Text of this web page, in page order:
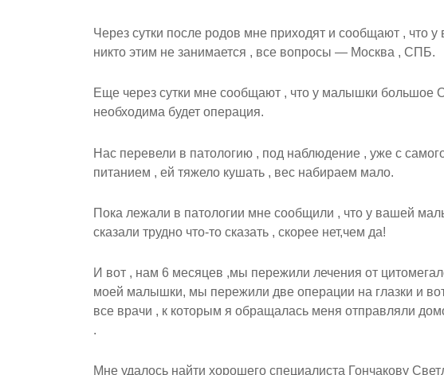
Через сутки после родов мне приходят и сообщают ,
никто этим не занимается , все вопросы — Москва , СПБ.
Еще через сутки мне сообщают , что у малышки большое
необходима будет операция.
Нас перевели в патологию , под наблюдение , уже с
питанием , ей тяжело кушать , вес набираем мало.
Пока лежали в патологии мне сообщили , что у вашей
сказали трудно что-то сказать , скорее нет,чем да!
И вот , нам 6 месяцев ,мы пережили лечения от
моей малышки, мы пережили две операции на глазки и
все врачи , к которым я обращалась меня отправляли
.
Мне удалось найти хорошего специалиста Гончакову